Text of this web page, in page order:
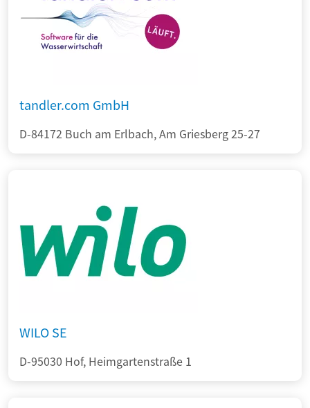
tandler.com GmbH
D-84172 Buch am Erlbach, Am Griesberg 25-27
WILO SE
D-95030 Hof, Heimgartenstraße 1